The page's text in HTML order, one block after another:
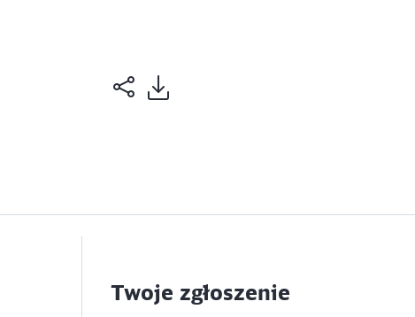
Twoje zgłoszenie